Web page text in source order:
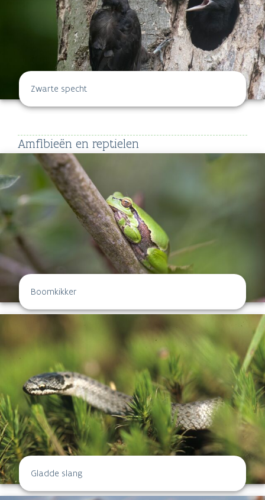
Zwarte specht
Amfibieën en reptielen
Boomkikker
Gladde slang